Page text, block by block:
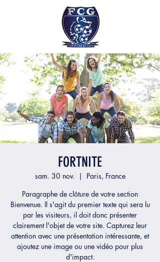
FORTNITE
sam. 30 nov.
  |
Paris, France
Paragraphe de clôture de votre section
Bienvenue. Il s'agit du premier texte qui sera lu
par les visiteurs, il doit donc présenter
clairement l'objet de votre site. Capturez leur
attention avec une présentation intéressante, et
ajoutez une image ou une vidéo pour plus
d'impact.